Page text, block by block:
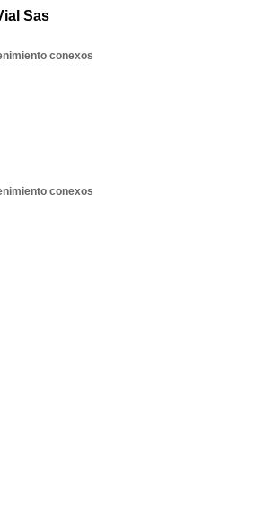
Sas
conexos
conexos